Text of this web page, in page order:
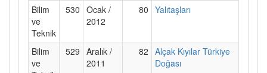
Bilim
ve
Teknik
530 Ocak /
2012
80 Yalıtaşları
Bilim
ve
529 Aralık /
2011
82 Alçak Kıyılar Türkiye
Doğası